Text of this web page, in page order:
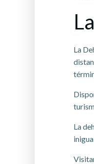
La
La